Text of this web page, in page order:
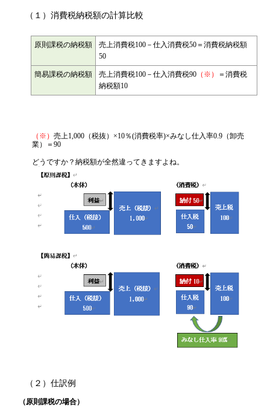
（１）消費税納税額の計算比較
原則課税の納税額
売上消費税100－仕入消費税50＝消費税納税額
50
簡易課税の納税額 売上消費税100－仕入消費税90 （※）
＝消費税
納税額10
（※） 売上1,000（税抜）×10％(消費税率)×みなし仕入率0.9（卸売
業）＝90
どうですか？納税額が全然違ってきますよね。
（２）仕訳例
（原則課税の場合）